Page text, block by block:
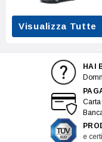
Visualizza Tutte
HAI
e